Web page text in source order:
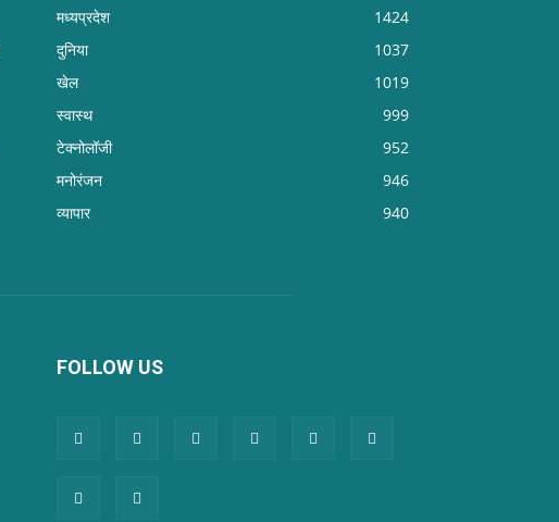
मध्यप्रदेश
1424
दुनिया
1037
खेल
1019
स्वास्थ
999
टेक्नोलॉजी
952
मनोरंजन
946
व्यापार
940
FOLLOW US